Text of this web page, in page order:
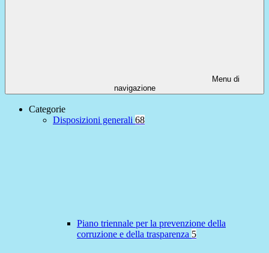
Menu di
navigazione
Categorie
Disposizioni generali 68
Piano triennale per la prevenzione della
corruzione e della trasparenza 5